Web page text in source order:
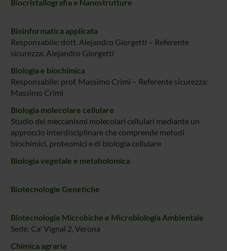
Biocristallografia e Nanostrutture
Bioinformatica applicata
Responsabile: dott. Alejandro Giorgetti – Referente
sicurezza: Alejandro Giorgetti
Biologia e biochimica
Responsabile: prof. Massimo Crimi – Referente sicurezza:
Massimo Crimi
Biologia molecolare cellulare
Studio dei meccanismi molecolari cellulari mediante un
approccio interdisciplinare che comprende metodi
biochimici, proteomici e di biologia cellulare
Biologia vegetale e metabolomica
Biotecnologie Genetiche
Biotecnologie Microbiche e Microbiologia Ambientale
Sede: Ca' Vignal 2, Verona
Chimica agraria